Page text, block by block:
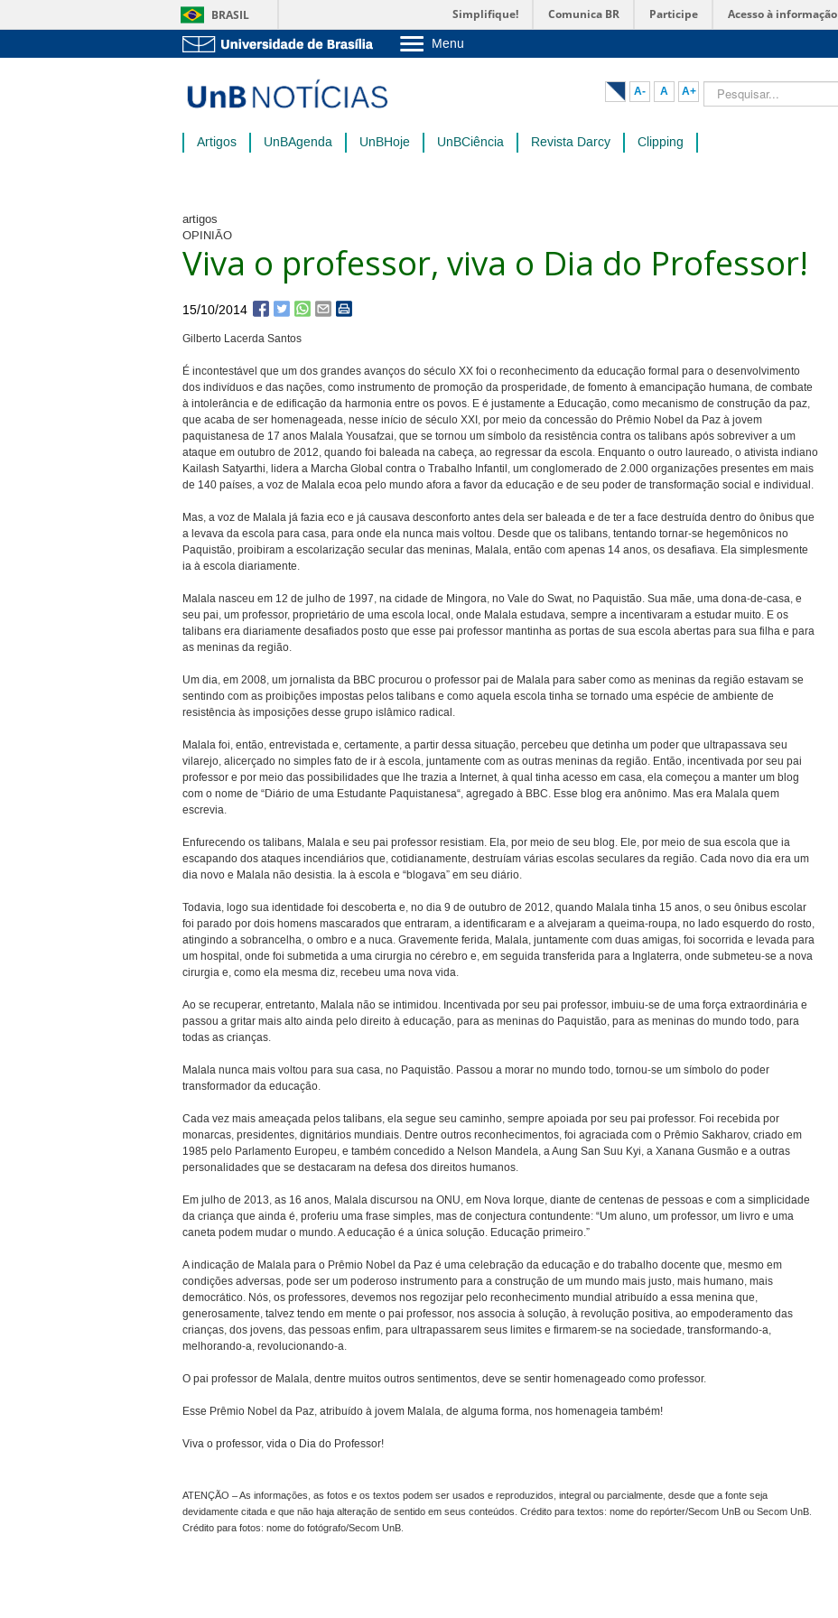
BRASIL Simplifique! Comunica BR Participe Acesso à informação
Menu
Pós-Graduação
Administração
A- A A+ Pesquisar...
Artigos UnBAgenda UnBHoje UnBCiência Revista Darcy Clipping
artigos
OPINIÃO
Viva o professor, viva o Dia do Professor!
15/10/2014
Gilberto Lacerda Santos
É incontestável que um dos grandes avanços do século XX foi o reconhecimento da educação formal para o desenvolvimento
dos indivíduos e das nações, como instrumento de promoção da prosperidade, de fomento à emancipação humana, de combate
à intolerância e de edificação da harmonia entre os povos. E é justamente a Educação, como mecanismo de construção da paz,
que acaba de ser homenageada, nesse início de século XXI, por meio da concessão do Prêmio Nobel da Paz à jovem
paquistanesa de 17 anos Malala Yousafzai, que se tornou um símbolo da resistência contra os talibans após sobreviver a um
ataque em outubro de 2012, quando foi baleada na cabeça, ao regressar da escola. Enquanto o outro laureado, o ativista indiano
Kailash Satyarthi, lidera a Marcha Global contra o Trabalho Infantil, um conglomerado de 2.000 organizações presentes em mais
de 140 países, a voz de Malala ecoa pelo mundo afora a favor da educação e de seu poder de transformação social e individual.
Mas, a voz de Malala já fazia eco e já causava desconforto antes dela ser baleada e de ter a face destruída dentro do ônibus que
a levava da escola para casa, para onde ela nunca mais voltou. Desde que os talibans, tentando tornar-se hegemônicos no
Paquistão, proibiram a escolarização secular das meninas, Malala, então com apenas 14 anos, os desafiava. Ela simplesmente
ia à escola diariamente.
Malala nasceu em 12 de julho de 1997, na cidade de Mingora, no Vale do Swat, no Paquistão. Sua mãe, uma dona-de-casa, e
seu pai, um professor, proprietário de uma escola local, onde Malala estudava, sempre a incentivaram a estudar muito. E os
talibans era diariamente desafiados posto que esse pai professor mantinha as portas de sua escola abertas para sua filha e para
as meninas da região.
Um dia, em 2008, um jornalista da BBC procurou o professor pai de Malala para saber como as meninas da região estavam se
sentindo com as proibições impostas pelos talibans e como aquela escola tinha se tornado uma espécie de ambiente de
resistência às imposições desse grupo islâmico radical.
Malala foi, então, entrevistada e, certamente, a partir dessa situação, percebeu que detinha um poder que ultrapassava seu
vilarejo, alicerçado no simples fato de ir à escola, juntamente com as outras meninas da região. Então, incentivada por seu pai
professor e por meio das possibilidades que lhe trazia a Internet, à qual tinha acesso em casa, ela começou a manter um blog
com o nome de “Diário de uma Estudante Paquistanesa“, agregado à BBC. Esse blog era anônimo. Mas era Malala quem
escrevia.
Enfurecendo os talibans, Malala e seu pai professor resistiam. Ela, por meio de seu blog. Ele, por meio de sua escola que ia
escapando dos ataques incendiários que, cotidianamente, destruíam várias escolas seculares da região. Cada novo dia era um
dia novo e Malala não desistia. Ia à escola e “blogava” em seu diário.
Todavia, logo sua identidade foi descoberta e, no dia 9 de outubro de 2012, quando Malala tinha 15 anos, o seu ônibus escolar
foi parado por dois homens mascarados que entraram, a identificaram e a alvejaram a queima-roupa, no lado esquerdo do rosto,
atingindo a sobrancelha, o ombro e a nuca. Gravemente ferida, Malala, juntamente com duas amigas, foi socorrida e levada para
um hospital, onde foi submetida a uma cirurgia no cérebro e, em seguida transferida para a Inglaterra, onde submeteu-se a nova
cirurgia e, como ela mesma diz, recebeu uma nova vida.
Ao se recuperar, entretanto, Malala não se intimidou. Incentivada por seu pai professor, imbuiu-se de uma força extraordinária e
passou a gritar mais alto ainda pelo direito à educação, para as meninas do Paquistão, para as meninas do mundo todo, para
todas as crianças.
Malala nunca mais voltou para sua casa, no Paquistão. Passou a morar no mundo todo, tornou-se um símbolo do poder
transformador da educação.
Cada vez mais ameaçada pelos talibans, ela segue seu caminho, sempre apoiada por seu pai professor. Foi recebida por
monarcas, presidentes, dignitários mundiais. Dentre outros reconhecimentos, foi agraciada com o Prêmio Sakharov, criado em
1985 pelo Parlamento Europeu, e também concedido a Nelson Mandela, a Aung San Suu Kyi, a Xanana Gusmão e a outras
personalidades que se destacaram na defesa dos direitos humanos.
Em julho de 2013, as 16 anos, Malala discursou na ONU, em Nova Iorque, diante de centenas de pessoas e com a simplicidade
da criança que ainda é, proferiu uma frase simples, mas de conjectura contundente: “Um aluno, um professor, um livro e uma
caneta podem mudar o mundo. A educação é a única solução. Educação primeiro.”
A indicação de Malala para o Prêmio Nobel da Paz é uma celebração da educação e do trabalho docente que, mesmo em
condições adversas, pode ser um poderoso instrumento para a construção de um mundo mais justo, mais humano, mais
democrático. Nós, os professores, devemos nos regozijar pelo reconhecimento mundial atribuído a essa menina que,
generosamente, talvez tendo em mente o pai professor, nos associa à solução, à revolução positiva, ao empoderamento das
crianças, dos jovens, das pessoas enfim, para ultrapassarem seus limites e firmarem-se na sociedade, transformando-a,
melhorando-a, revolucionando-a.
O pai professor de Malala, dentre muitos outros sentimentos, deve se sentir homenageado como professor.
Esse Prêmio Nobel da Paz, atribuído à jovem Malala, de alguma forma, nos homenageia também!
Viva o professor, vida o Dia do Professor!
ATENÇÃO – As informações, as fotos e os textos podem ser usados e reproduzidos, integral ou parcialmente, desde que a fonte seja
devidamente citada e que não haja alteração de sentido em seus conteúdos. Crédito para textos: nome do repórter/Secom UnB ou Secom UnB.
Crédito para fotos: nome do fotógrafo/Secom UnB.